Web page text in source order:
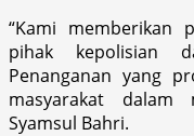
“Kami memberikan
pihak kepolisian
Penanganan yang
masyarakat dalam
Syamsul Bahri.